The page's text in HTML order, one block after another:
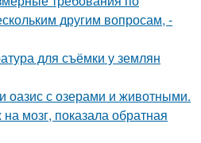
другим вопросам, -
для съёмки у землян
оазис с озерами и животными.
мозг, показала обратная